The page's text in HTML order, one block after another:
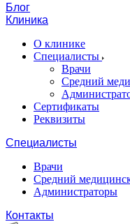
Блог
Клиника
О клинике
Специалисты
Врачи
Средний
Сертификаты
Реквизиты
Специалисты
Врачи
Средний
Администраторы
Контакты